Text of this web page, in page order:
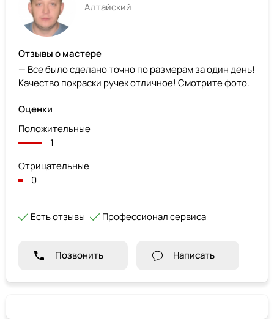
Алтайский
Отзывы о мастере
— Все было сделано точно по размерам за один день!
Качество покраски ручек отличное! Смотрите фото.
Оценки
Положительные
1
Отрицательные
0
Есть отзывы Профессионал сервиса
Позвонить Написать